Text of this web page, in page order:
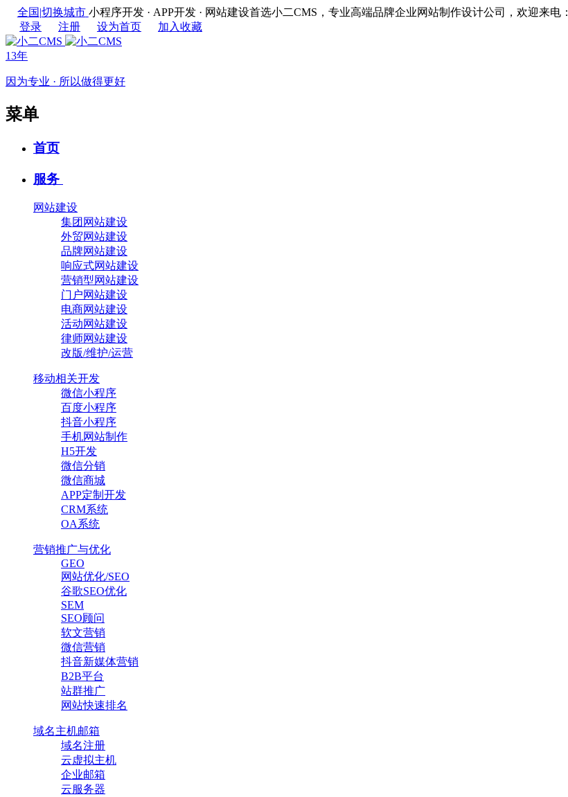
全国|切换城市 小程序开发 · APP开发 · 网站建设首选小二CMS，专业高端品牌企业网站制作设计公司，欢迎来电：
登录
注册 设为首页 加入收藏
13年
因为专业 · 所以做得更好
菜单
首页
服务
网站建设
集团网站建设
外贸网站建设
品牌网站建设
响应式网站建设
营销型网站建设
门户网站建设
电商网站建设
活动网站建设
律师网站建设
改版/维护/运营
移动相关开发
微信小程序
百度小程序
抖音小程序
手机网站制作
H5开发
微信分销
微信商城
APP定制开发
CRM系统
OA系统
营销推广与优化
GEO
网站优化/SEO
谷歌SEO优化
SEM
SEO顾问
软文营销
微信营销
抖音新媒体营销
B2B平台
站群推广
网站快速排名
域名主机邮箱
域名注册
云虚拟主机
企业邮箱
云服务器